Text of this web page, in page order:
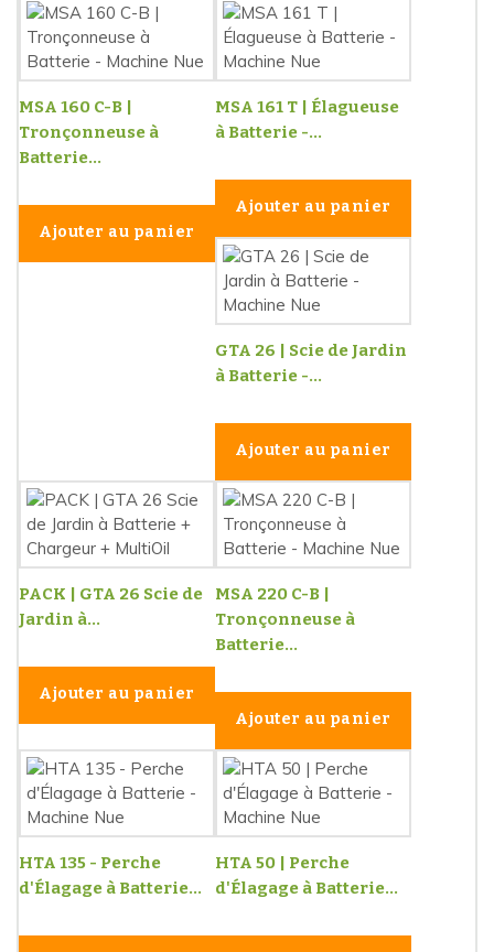
MSA 160 C-B |
Tronçonneuse à
Batterie...
Ajouter au panier
MSA 161 T | Élagueuse
à Batterie -...
Ajouter au panier
GTA 26 | Scie de Jardin
à Batterie -...
Ajouter au panier
PACK | GTA 26 Scie de
Jardin à...
Ajouter au panier
MSA 220 C-B |
Tronçonneuse à
Batterie...
Ajouter au panier
HTA 135 - Perche
d'Élagage à Batterie...
HTA 50 | Perche
d'Élagage à Batterie...